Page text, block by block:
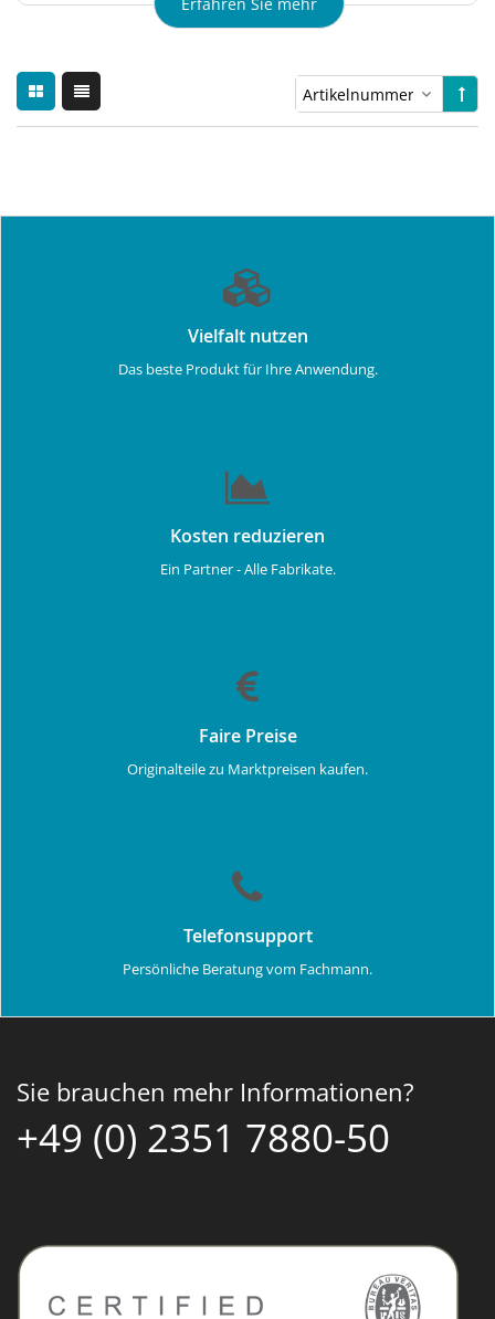
Vielfalt nutzen
Das beste Produkt für Ihre Anwendung.
Kosten reduzieren
Ein Partner - Alle Fabrikate.
Faire Preise
Originalteile zu Marktpreisen kaufen.
Telefonsupport
Persönliche Beratung vom Fachmann.
Sie brauchen mehr Informationen?
+49 (0) 2351 7880-50